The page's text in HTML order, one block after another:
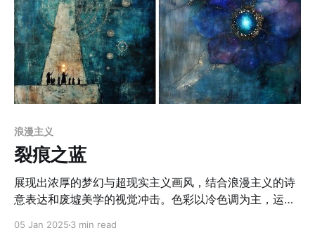
封面与插图设计，通过细腻的纹饰和柔和的色调强化叙事
的情感深度。 4. 动画与影视概念设计：适合古典奇幻或复
古题材影视作品的场景设定与角色设计，营造出丰富而细
腻的视觉叙事
浪漫主义
裂痕之蓝
展现出浓厚的梦幻与超现实主义画风，结合浪漫主义的诗
意表达和废墟美学的视觉冲击。色彩以冷色调为主，运用
05 Jan 2025 3 min read